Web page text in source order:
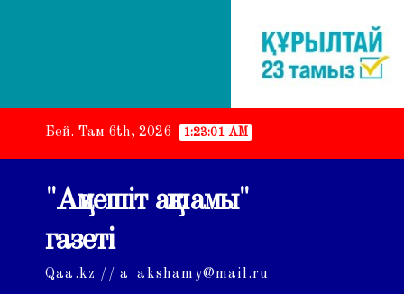
Бей. Там 6th, 2026 1:23:02 AM
"Ақмешіт ақшамы"
газеті
Qaa.kz // a_akshamy@mail.ru